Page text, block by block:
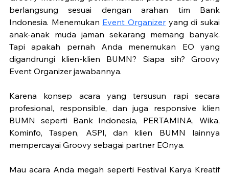
berlangsung sesuai dengan arahan tim Bank
Indonesia. Menemukan Event Organizer yang di sukai
anak-anak muda jaman sekarang memang banyak.
Tapi apakah pernah Anda menemukan EO yang
digandrungi klien-klien BUMN? Siapa sih? Groovy
Event Organizer jawabannya.
Karena konsep acara yang tersusun rapi secara
profesional, responsible, dan juga responsive klien
BUMN seperti Bank Indonesia, PERTAMINA, Wika,
Kominfo, Taspen, ASPI, dan klien BUMN lainnya
mempercayai Groovy sebagai partner EOnya.
Mau acara Anda megah seperti Festival Karya Kreatif